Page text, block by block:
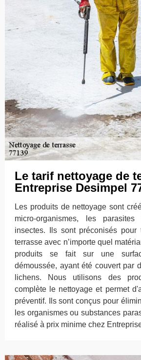
Le tarif nettoyage de
Entreprise Desimpel
Les produits de nettoyage sont
micro-organismes, les
insectes. Ils sont préconisés
terrasse avec n’importe quel
produits se fait sur une
démoussée, ayant été couvert par
lichens. Nous utilisons des
complète le nettoyage et permet
préventif. Ils sont conçus pour
les organismes ou substances
réalisé à prix minime chez